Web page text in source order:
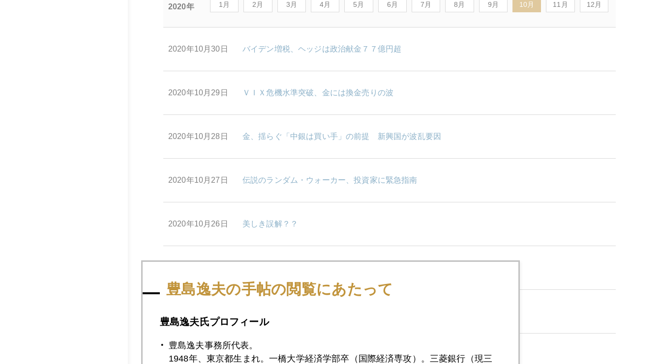
2020年 1月 2月 3月 4月 5月 6月 7月 8月 9月 10月 11月 12月
2020年10月30日 バイデン増税、ヘッジは政治献金７７億円超
2020年10月29日 ＶＩＸ危機水準突破、金には換金売りの波
2020年10月28日 金、揺らぐ「中銀は買い手」の前提 新興国が波乱要因
2020年10月27日 伝説のランダム・ウォーカー、投資家に緊急指南
2020年10月26日 美しき誤解？？
2020年10月21日 米コロナ追加財政支援、期限切れ、延長戦入り
豊島逸夫の手帖の閲覧にあたって
豊島逸夫氏プロフィール
豊島逸夫事務所代表。
1948年、東京都生まれ。一橋大学経済学部卒（国際経済専攻）。三菱銀行（現三